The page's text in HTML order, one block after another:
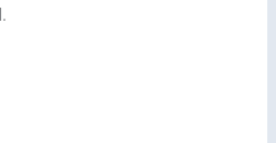
.